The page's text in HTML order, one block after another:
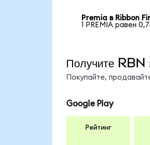
Premia в Ribbon
1 PREMIA равен
Получите RBN
Покупайте,
Google Play
Рейтинг